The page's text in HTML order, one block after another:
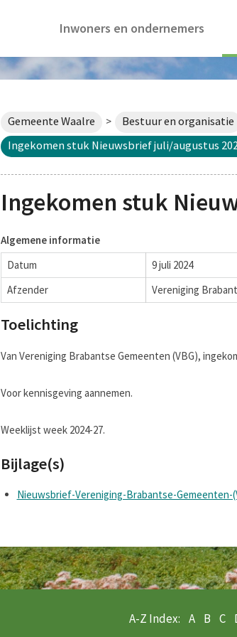
Inwoners en ondernemers
Gemeente Waalre > Bestuur en organisatie
Ingekomen stuk Nieuwsbrief juli/augustus
Ingekomen stuk
Algemene informatie
Datum
9 juli 2024
Afzender
Vereniging
Toelichting
Van Vereniging Brabantse Gemeenten (VBG),
Voor kennisgeving aannemen.
Weeklijst week 2024-27.
Bijlage(s)
Nieuwsbrief-Vereniging-Brabantse-Gemeenten-
A-Z Index: A B C